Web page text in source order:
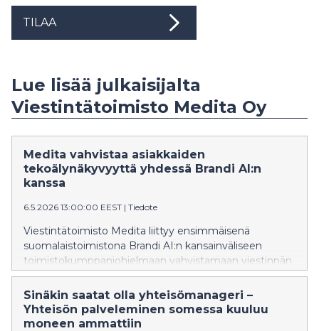
TILAA
Lue lisää julkaisijalta
Viestintätoimisto Medita Oy
Medita vahvistaa asiakkaiden
tekoälynäkyvyyttä yhdessä Brandi AI:n
kanssa
6.5.2026 13:00:00 EEST | Tiedote
Viestintätoimisto Medita liittyy ensimmäisenä
suomalaistoimistona Brandi AI:n kansainväliseen
toimistokumppaniohjelmaan vahvistamaan viestinnän
keinoin asiakkaidensa luotettavuutta, tunnettuutta ja
näkyvyyttä generatiivisen tekoälyn alustoilla.
Sinäkin saatat olla yhteisömanageri –
Yhteisön palveleminen somessa kuuluu
moneen ammattiin